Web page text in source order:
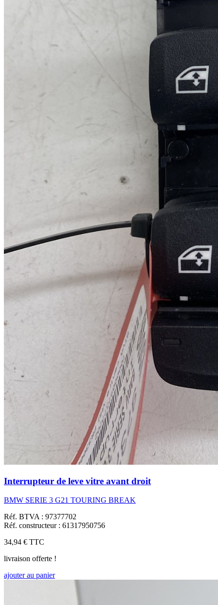
Interrupteur de leve vitre avant droit
BMW SERIE 3 G21 TOURING BREAK
Réf. BTVA : 97377702
Réf. constructeur : 61317950756
34,94 € TTC
livraison offerte !
ajouter au panier